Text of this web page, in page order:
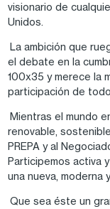
visionario de
Unidos.
La ambición que
el debate en la
100x35 y merece la
participación de
Mientras el mundo
renovable,
PREPA y al
Participemos activa
una nueva, moderna
Que sea éste un